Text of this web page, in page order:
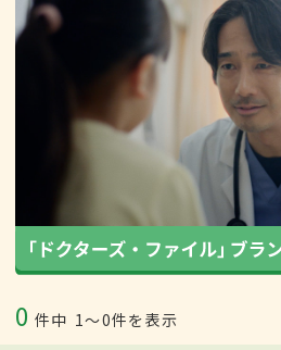
0 件中 1〜0件を表示